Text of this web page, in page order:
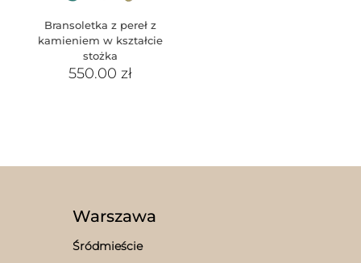
Bransoletka z pereł z
kamieniem w kształcie
stożka
550.00zł
Warszawa
Śródmieście